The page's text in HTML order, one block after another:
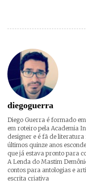
diegoguerra
Diego Guerra é formado
em roteiro pela Academia
designer e é fã de
últimos quinze anos
que já estava pronto para
A Lenda do Mastim
contos para antologias e
escrita criativa